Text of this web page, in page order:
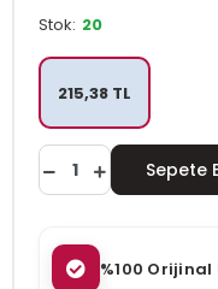
Stok: 20
215,38 TL
Sepete
%100 Orijinal